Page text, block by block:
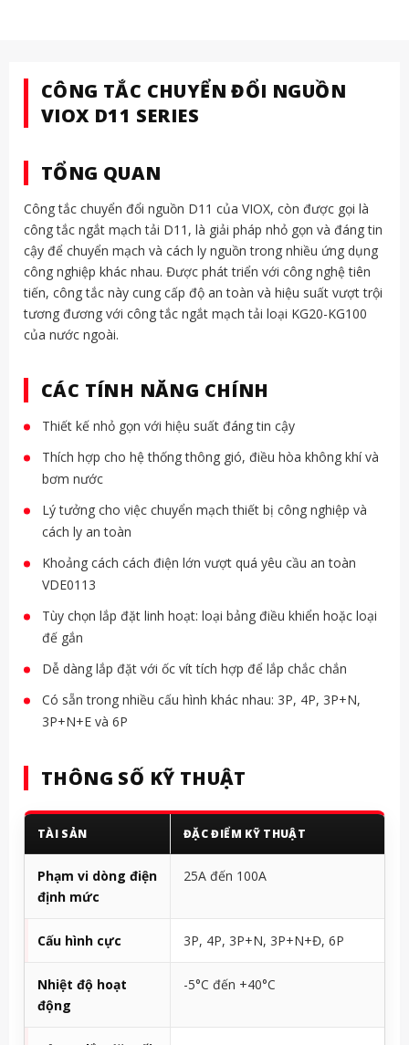
CÔNG TẮC CHUYỂN ĐỔI NGUỒN
VIOX D11 SERIES
TỔNG QUAN
Công tắc chuyển đổi nguồn D11 của VIOX, còn được gọi là
công tắc ngắt mạch tải D11, là giải pháp nhỏ gọn và đáng tin
cậy để chuyển mạch và cách ly nguồn trong nhiều ứng dụng
công nghiệp khác nhau. Được phát triển với công nghệ tiên
tiến, công tắc này cung cấp độ an toàn và hiệu suất vượt trội
tương đương với công tắc ngắt mạch tải loại KG20-KG100
của nước ngoài.
CÁC TÍNH NĂNG CHÍNH
Thiết kế nhỏ gọn với hiệu suất đáng tin cậy
Thích hợp cho hệ thống thông gió, điều hòa không khí và
bơm nước
Lý tưởng cho việc chuyển mạch thiết bị công nghiệp và
cách ly an toàn
Khoảng cách cách điện lớn vượt quá yêu cầu an toàn
VDE0113
Tùy chọn lắp đặt linh hoạt: loại bảng điều khiển hoặc loại
đế gắn
Dễ dàng lắp đặt với ốc vít tích hợp để lắp chắc chắn
Có sẵn trong nhiều cấu hình khác nhau: 3P, 4P, 3P+N,
3P+N+E và 6P
THÔNG SỐ KỸ THUẬT
TÀI SẢN ĐẶC ĐIỂM KỸ THUẬT
Phạm vi dòng điện
định mức
25A đến 100A
Cấu hình cực 3P, 4P, 3P+N, 3P+N+Đ, 6P
Nhiệt độ hoạt
động
-5°C đến +40°C